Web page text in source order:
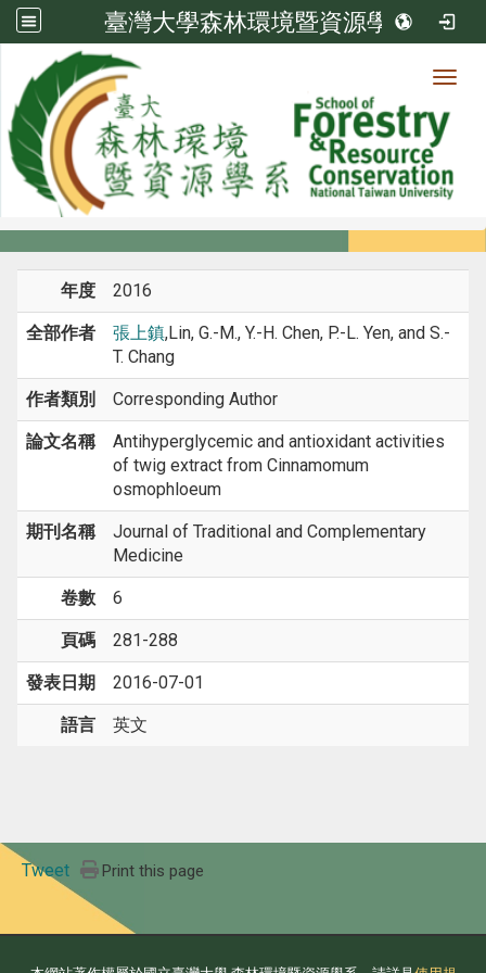
臺灣大學森林環境暨資源學系
系所成員
系所成員
年度 2016
全部作者 張上鎮,Lin, G.-M., Y.-H. Chen, P.-L. Yen, and S.-
T. Chang
作者類別 Corresponding Author
論文名稱
Antihyperglycemic and antioxidant activities
of twig extract from Cinnamomum
osmophloeum
期刊名稱
Journal of Traditional and Complementary
Medicine
卷數 6
頁碼 281-288
發表日期 2016-07-01
語言 英文
Tweet Print this page